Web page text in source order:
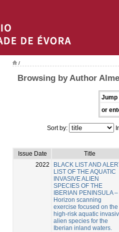
/
Browsing by Author
Jump
or
Sort by:
Issue Date
Title
2022
BLACK LIST AND
LIST OF THE AQUATIC
INVASIVE ALIEN
SPECIES OF THE
IBERIAN PENINSULA –
Horizon scanning
exercise focused on the
high-risk aquatic
alien species for the
Iberian inland waters.